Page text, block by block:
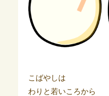
こばやしは
わりと若いころから